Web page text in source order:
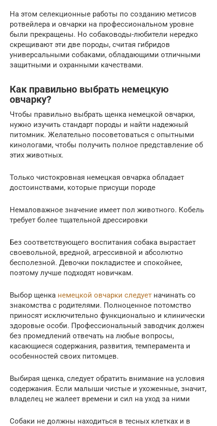
На этом селекционные работы по созданию метисов
ротвейлера и овчарки на профессиональном уровне
были прекращены. Но собаководы-любители нередко
скрещивают эти две породы, считая гибридов
универсальными собаками, обладающими отличными
защитными и охранными качествами.
Как правильно выбрать немецкую
овчарку?
Чтобы правильно выбрать щенка немецкой овчарки,
нужно изучить стандарт породы и найти надежный
питомник. Желательно посоветоваться с опытными
кинологами, чтобы получить полное представление об
этих животных.
Только чистокровная немецкая овчарка обладает
достоинствами, которые присущи породе
Немаловажное значение имеет пол животного. Кобель
требует более тщательной дрессировки
Без соответствующего воспитания собака вырастает
своевольной, вредной, агрессивной и абсолютно
бесполезной. Девочки покладистее и спокойнее,
поэтому лучше подходят новичкам.
Выбор щенка немецкой овчарки следует начинать со
знакомства с родителями. Полноценное потомство
приносят исключительно функционально и клинически
здоровые особи. Профессиональный заводчик должен
без промедлений отвечать на любые вопросы,
касающиеся содержания, развития, темперамента и
особенностей своих питомцев.
Выбирая щенка, следует обратить внимание на условия
содержания. Если малыши чистые и ухоженные, значит,
владелец не жалеет времени и сил на уход за ними
Собаки не должны находиться в тесных клетках и в